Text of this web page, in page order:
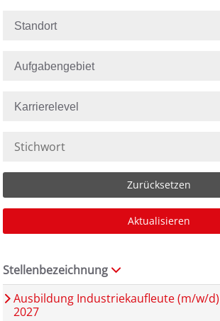
Standort
Aufgabengebiet
Karrierelevel
Zurücksetzen
Aktualisieren
Stellenbezeichnung
Ausbildung Industriekaufleute (m/w/d)
2027